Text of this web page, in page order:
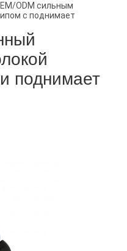
ODM сильным
c поднимает
поднимает